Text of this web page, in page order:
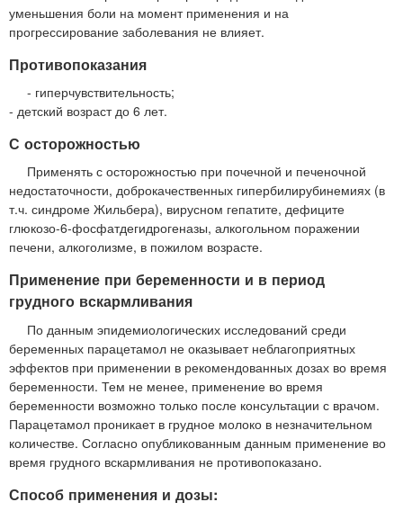
уменьшения боли на момент применения и на
прогрессирование заболевания не влияет.
Противопоказания
- гиперчувствительность;
- детский возраст до 6 лет.
С осторожностью
Применять с осторожностью при почечной и печеночной
недостаточности, доброкачественных гипербилирубинемиях (в
т.ч. синдроме Жильбера), вирусном гепатите, дефиците
глюкозо-6-фосфатдегидрогеназы, алкогольном поражении
печени, алкоголизме, в пожилом возрасте.
Применение при беременности и в период
грудного вскармливания
По данным эпидемиологических исследований среди
беременных парацетамол не оказывает неблагоприятных
эффектов при применении в рекомендованных дозах во время
беременности. Тем не менее, применение во время
беременности возможно только после консультации с врачом.
Парацетамол проникает в грудное молоко в незначительном
количестве. Согласно опубликованным данным применение во
время грудного вскармливания не противопоказано.
Способ применения и дозы: